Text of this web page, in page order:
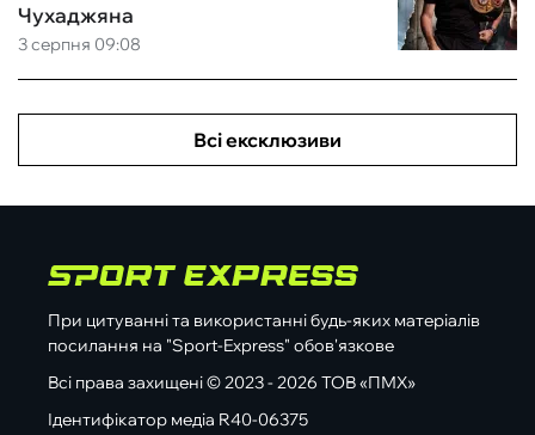
3 серпня 09:08
Чухаджяна
Всі ексклюзиви
При цитуванні та використанні будь-яких матеріалів
посилання на "Sport-Express" обов'язкове
Всі права захищені © 2023 - 2026 ТОВ «ПМХ»
Ідентифікатор медіа R40-06375